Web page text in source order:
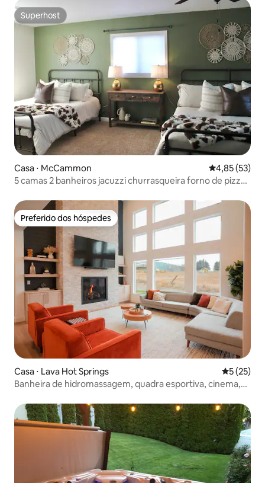
Superhost
Superhost
Casa ⋅ McCammon 4,85 de uma
4,85 (53)
5 camas 2 banheiros jacuzzi churrasqueira forno de pizza
Preferido dos hóspedes
Preferido dos hóspedes
Casa ⋅ Lava Hot Springs 5 de uma
5 (25)
Banheira de hidromassagem, quadra esportiva, cinema,